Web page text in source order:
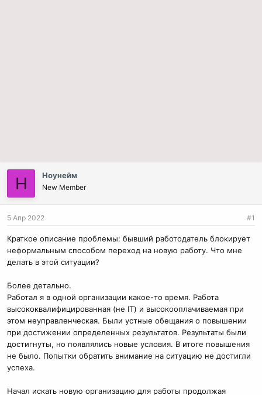
Н Ноунейм
New Member
5 Апр 2022 #1
Краткое описание проблемы: бывший работодатель блокирует
неформальным способом переход на новую работу. Что мне
делать в этой ситуации?
Более детально.
Работал я в одной организации какое-то время. Работа
высококвалифицированная (не IT) и высокооплачиваемая при
этом неуправленческая. Были устные обещания о повышении
при достижении определенных результатов. Результаты были
достигнуты, но появлялись новые условия. В итоге повышения
не было. Попытки обратить внимание на ситуацию не достигли
успеха.
Начал искать новую организацию для работы продолжая